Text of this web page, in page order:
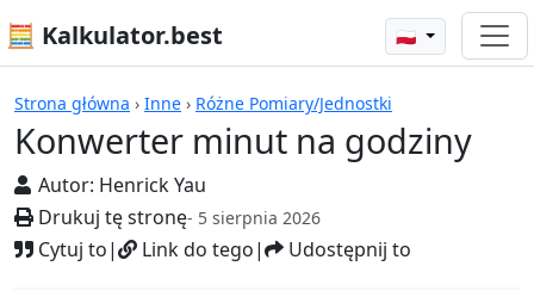
🧮 Kalkulator.best 🇵🇱
Strona główna › Inne › Różne Pomiary/Jednostki
Konwerter minut na godziny
Autor: Henrick Yau
Drukuj tę stronę- 5 sierpnia 2026
Cytuj to| Link do tego| Udostępnij to
Kalkulatory